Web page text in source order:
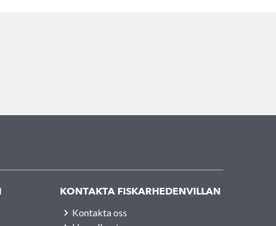
KONTAKTA FISKARHEDENVILLAN
Kontakta oss